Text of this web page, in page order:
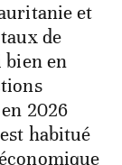
et
de
bien en
2026
habitué